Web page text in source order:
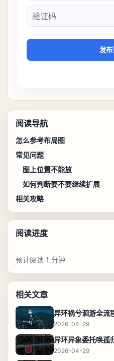
验证码
发布
阅读导航
怎么参考布局图
常见问题
图上位置不能放
如何判断要不要继续扩展
相关攻略
阅读进度
预计阅读 1 分钟
相关文章
异环祸兮洄游全流
2026-04-29
2026-04-29